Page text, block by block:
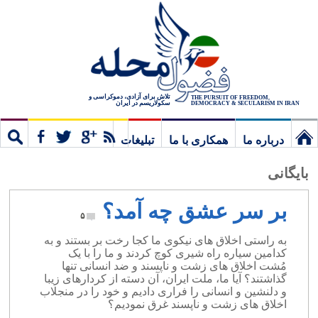
THE PURSUIT OF FREEDOM,
DEMOCRACY & SECULARISM IN IRAN
تلاش برای آزادی، دموکراسی و
سکولاریسم در ایران
درباره ما همکاری با ما
تبلیغات
بایگانی
بر سر عشق چه آمد؟ ۵
به راستی اخلاق های نیکوی ما کجا رخت بر بستند و به
کدامین سیاره راه شیری کوچ کردند و ما را با یک
مُشت اخلاق های زشت و ناپسند و ضد انسانی تنها
گذاشتند؟ آیا ما، ملت ایران، آن دسته از کردارهای زیبا
و دلنشین و انسانی را فراری دادیم و خود را در منجلاب
اخلاق های زشت و ناپسند غرق نمودیم؟